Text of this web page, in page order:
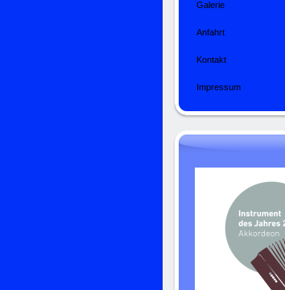
Galerie
Anfahrt
Kontakt
Impressum